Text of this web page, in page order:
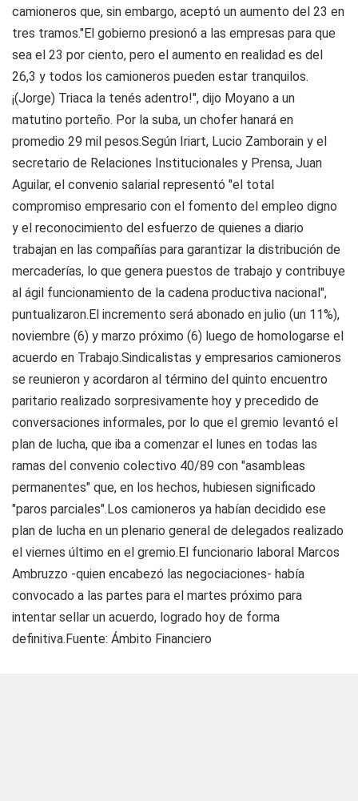
camioneros que, sin embargo, aceptó un aumento del 23 en
tres tramos."El gobierno presionó a las empresas para que
sea el 23 por ciento, pero el aumento en realidad es del
26,3 y todos los camioneros pueden estar tranquilos.
¡(Jorge) Triaca la tenés adentro!", dijo Moyano a un
matutino porteño. Por la suba, un chofer hanará en
promedio 29 mil pesos.Según Iriart, Lucio Zamborain y el
secretario de Relaciones Institucionales y Prensa, Juan
Aguilar, el convenio salarial representó "el total
compromiso empresario con el fomento del empleo digno
y el reconocimiento del esfuerzo de quienes a diario
trabajan en las compañías para garantizar la distribución de
mercaderías, lo que genera puestos de trabajo y contribuye
al ágil funcionamiento de la cadena productiva nacional",
puntualizaron.El incremento será abonado en julio (un 11%),
noviembre (6) y marzo próximo (6) luego de homologarse el
acuerdo en Trabajo.Sindicalistas y empresarios camioneros
se reunieron y acordaron al término del quinto encuentro
paritario realizado sorpresivamente hoy y precedido de
conversaciones informales, por lo que el gremio levantó el
plan de lucha, que iba a comenzar el lunes en todas las
ramas del convenio colectivo 40/89 con "asambleas
permanentes" que, en los hechos, hubiesen significado
"paros parciales".Los camioneros ya habían decidido ese
plan de lucha en un plenario general de delegados realizado
el viernes último en el gremio.El funcionario laboral Marcos
Ambruzzo -quien encabezó las negociaciones- había
convocado a las partes para el martes próximo para
intentar sellar un acuerdo, logrado hoy de forma
definitiva.Fuente: Ámbito Financiero